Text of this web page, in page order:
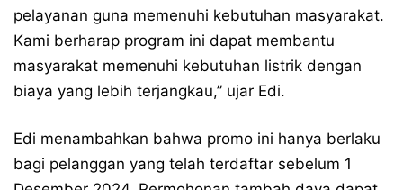
pelayanan guna memenuhi kebutuhan masyarakat.
Kami berharap program ini dapat membantu
masyarakat memenuhi kebutuhan listrik dengan
biaya yang lebih terjangkau,” ujar Edi.
Edi menambahkan bahwa promo ini hanya berlaku
bagi pelanggan yang telah terdaftar sebelum 1